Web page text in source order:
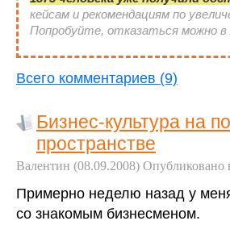
кейсам и рекомендациям по
Попробуйте, отказаться можно
Всего комментариев (9)
Бизнес-культура на
пространстве
Валентин (08.09.2008) Опубликовано
Примерно неделю назад у
со знакомым бизнесменом.